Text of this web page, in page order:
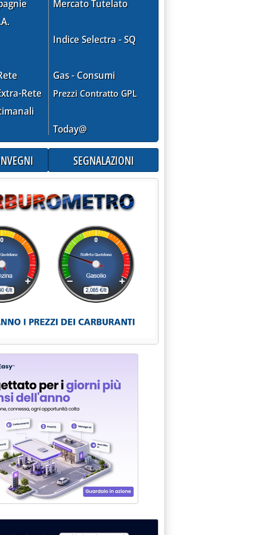
Rete
Mercato Tutelato
Indice Selectra - SQ
Gas - Consumi
Prezzi Contratto GPL
Today@
SEGNALAZIONI